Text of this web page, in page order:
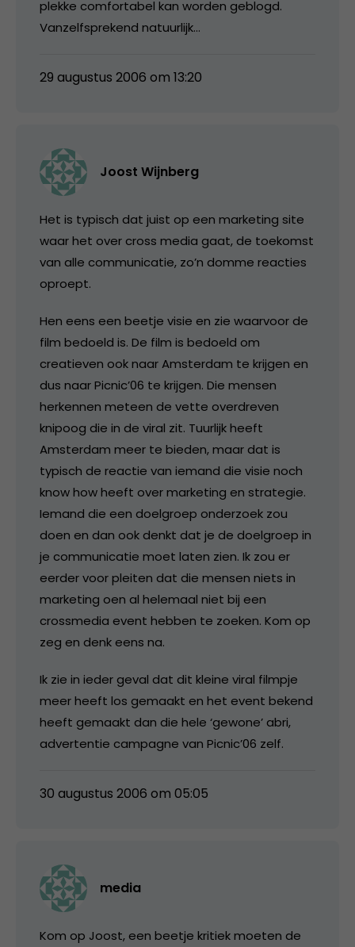
plekke comfortabel kan worden geblogd.
Vanzelfsprekend natuurlijk…
29 augustus 2006 om 13:20
Joost Wijnberg
Het is typisch dat juist op een marketing site
waar het over cross media gaat, de toekomst
van alle communicatie, zo’n domme reacties
oproept.
Hen eens een beetje visie en zie waarvoor de
film bedoeld is. De film is bedoeld om
creatieven ook naar Amsterdam te krijgen en
dus naar Picnic’06 te krijgen. Die mensen
herkennen meteen de vette overdreven
knipoog die in de viral zit. Tuurlijk heeft
Amsterdam meer te bieden, maar dat is
typisch de reactie van iemand die visie noch
know how heeft over marketing en strategie.
Iemand die een doelgroep onderzoek zou
doen en dan ook denkt dat je de doelgroep in
je communicatie moet laten zien. Ik zou er
eerder voor pleiten dat die mensen niets in
marketing oen al helemaal niet bij een
crossmedia event hebben te zoeken. Kom op
zeg en denk eens na.
Ik zie in ieder geval dat dit kleine viral filmpje
meer heeft los gemaakt en het event bekend
heeft gemaakt dan die hele ‘gewone’ abri,
advertentie campagne van Picnic’06 zelf.
30 augustus 2006 om 05:05
media
Kom op Joost, een beetje kritiek moeten de